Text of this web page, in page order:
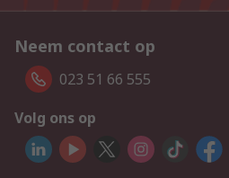
Neem contact op
023 51 66 555
Volg ons op